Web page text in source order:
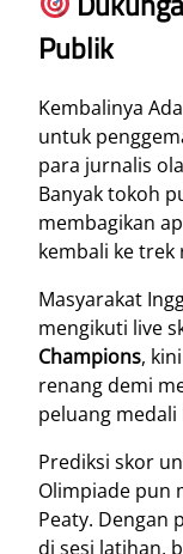
Publik
Kembalinya
untuk
para jurnalis
Banyak tokoh
membagikan
kembali ke
Masyarakat
mengikuti live
Champions,
renang demi
peluang
Prediksi skor
Olimpiade pun
Peaty. Dengan
di sesi latihan,